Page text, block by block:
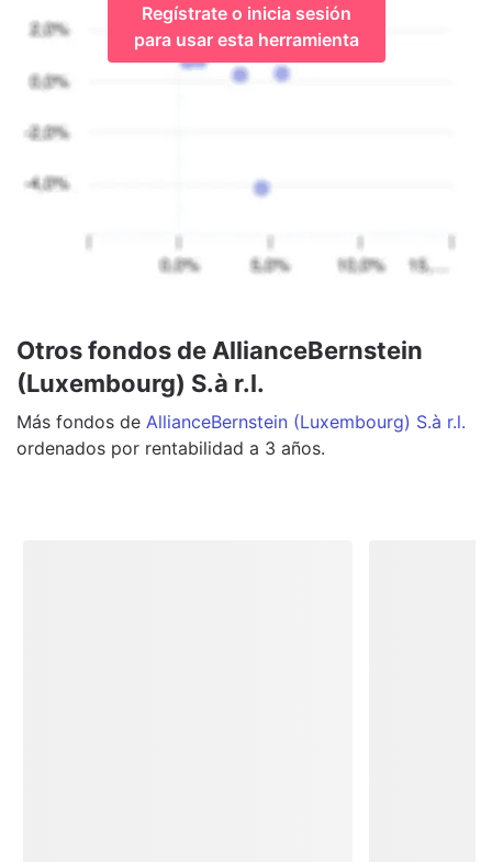
Regístrate o inicia sesión
para usar esta herramienta
Otros fondos de AllianceBernstein
(Luxembourg) S.à r.l.
Más fondos de AllianceBernstein (Luxembourg) S.à r.l.
ordenados por rentabilidad a 3 años.